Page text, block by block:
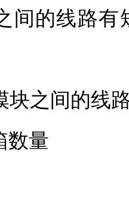
间的线路
块之间的线
数量